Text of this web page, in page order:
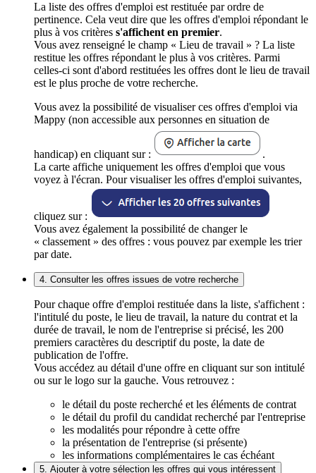
La liste des offres d'emploi est restituée par ordre de
pertinence. Cela veut dire que les offres d'emploi répondant le
plus à vos critères s'affichent en premier.
Vous avez renseigné le champ « Lieu de travail » ? La liste
restitue les offres répondant le plus à vos critères. Parmi
celles-ci sont d'abord restituées les offres dont le lieu de travail
est le plus proche de votre recherche.
Vous avez la possibilité de visualiser ces offres d'emploi via
Mappy (non accessible aux personnes en situation de
handicap) en cliquant sur :
.
La carte affiche uniquement les offres d'emploi que vous
voyez à l'écran. Pour visualiser les offres d'emploi suivantes,
cliquez sur :
Vous avez également la possibilité de changer le
« classement » des offres : vous pouvez par exemple les trier
par date.
4. Consulter les offres issues de votre recherche
Pour chaque offre d'emploi restituée dans la liste, s'affichent :
l'intitulé du poste, le lieu de travail, la nature du contrat et la
durée de travail, le nom de l'entreprise si précisé, les 200
premiers caractères du descriptif du poste, la date de
publication de l'offre.
Vous accédez au détail d'une offre en cliquant sur son intitulé
ou sur le logo sur la gauche. Vous retrouvez :
le détail du poste recherché et les éléments de contrat
le détail du profil du candidat recherché par l'entreprise
les modalités pour répondre à cette offre
la présentation de l'entreprise (si présente)
les informations complémentaires le cas échéant
5. Ajouter à votre sélection les offres qui vous intéressent